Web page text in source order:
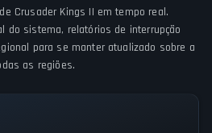
Mac
Crusader Kings II em tempo real.
do sistema, relatórios de interrupção
para se manter atualizado sobre a
as regiões.